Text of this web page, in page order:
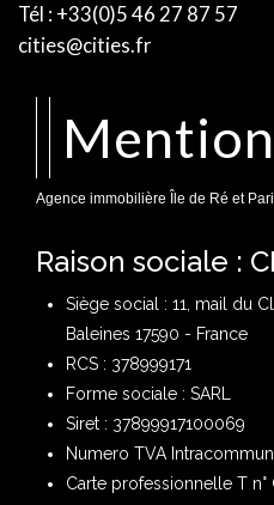
Tél : +33(0)5 46 27 87 57
cities@cities.fr
Agence immobilière Île de Ré et
Raison sociale :
Siège social : 11, mail du
Baleines 17590 - France
RCS : 378999171
Forme sociale : SARL
Siret : 37899917100069
Numero TVA
Carte professionnelle T n°